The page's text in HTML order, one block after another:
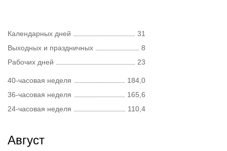
Календарных дней
31
Выходных и праздничных
8
Рабочих дней
23
40-часовая неделя
184,0
36-часовая неделя
165,6
24-часовая неделя
110,4
Август